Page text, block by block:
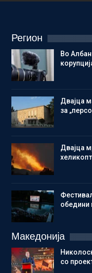
Регион
Во
Двајца
за
Двајца
обедини
Македонија
со